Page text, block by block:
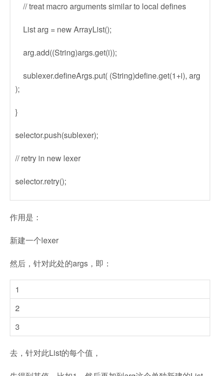
// treat macro arguments similar to local defines
List arg = new ArrayList();
arg.add((String)args.get(i));
sublexer.defineArgs.put( (String)define.get(1+i), arg
);
}
selector.push(sublexer);
// retry in new lexer
selector.retry();
作用是：
新建一个lexer
然后，针对此处的args，即：
1
2
3
去，针对此List的每个值，